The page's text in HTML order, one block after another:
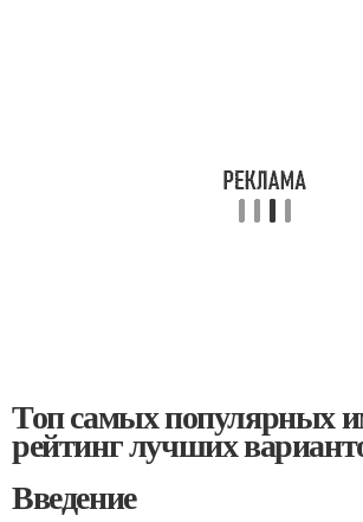
Топ самых популярных
рейтинг лучших
Введение